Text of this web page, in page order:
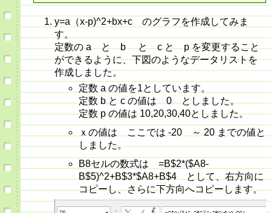
y=a（x-p)^2+bx+c のグラフを作成してみま
す。
定数の a と b と c と p を変更すること
ができるように、下図のようなデータリストを
作成しました。
定数 a の値を1としています。
定数 b と c の値は 0 としました。
定数 p の値は 10,20,30,40としました。
ｘの値は ここでは -20 ～ 20 までの値と
しました。
B8セルの数式は =B$2*($A8-
B$5)^2+B$3*$A8+B$4 として、右方向に
コピーし、さらに下方向へコピーします。